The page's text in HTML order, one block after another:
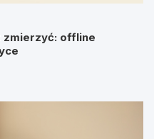
zmierzyć: offline